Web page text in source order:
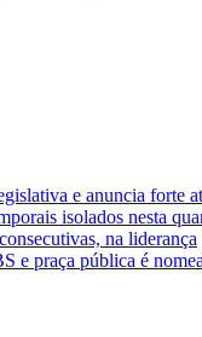
e anuncia forte
isolados nesta
na liderança
e praça pública é